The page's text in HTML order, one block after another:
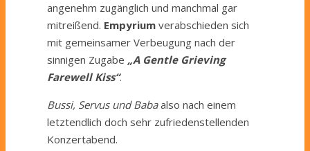
angenehm zugänglich und manchmal gar
mitreißend. Empyrium verabschieden sich
mit gemeinsamer Verbeugung nach der
sinnigen Zugabe „A Gentle Grieving
Farewell Kiss“.
Bussi, Servus und Babaalso nach einem
letztendlich doch sehr zufriedenstellenden
Konzertabend.